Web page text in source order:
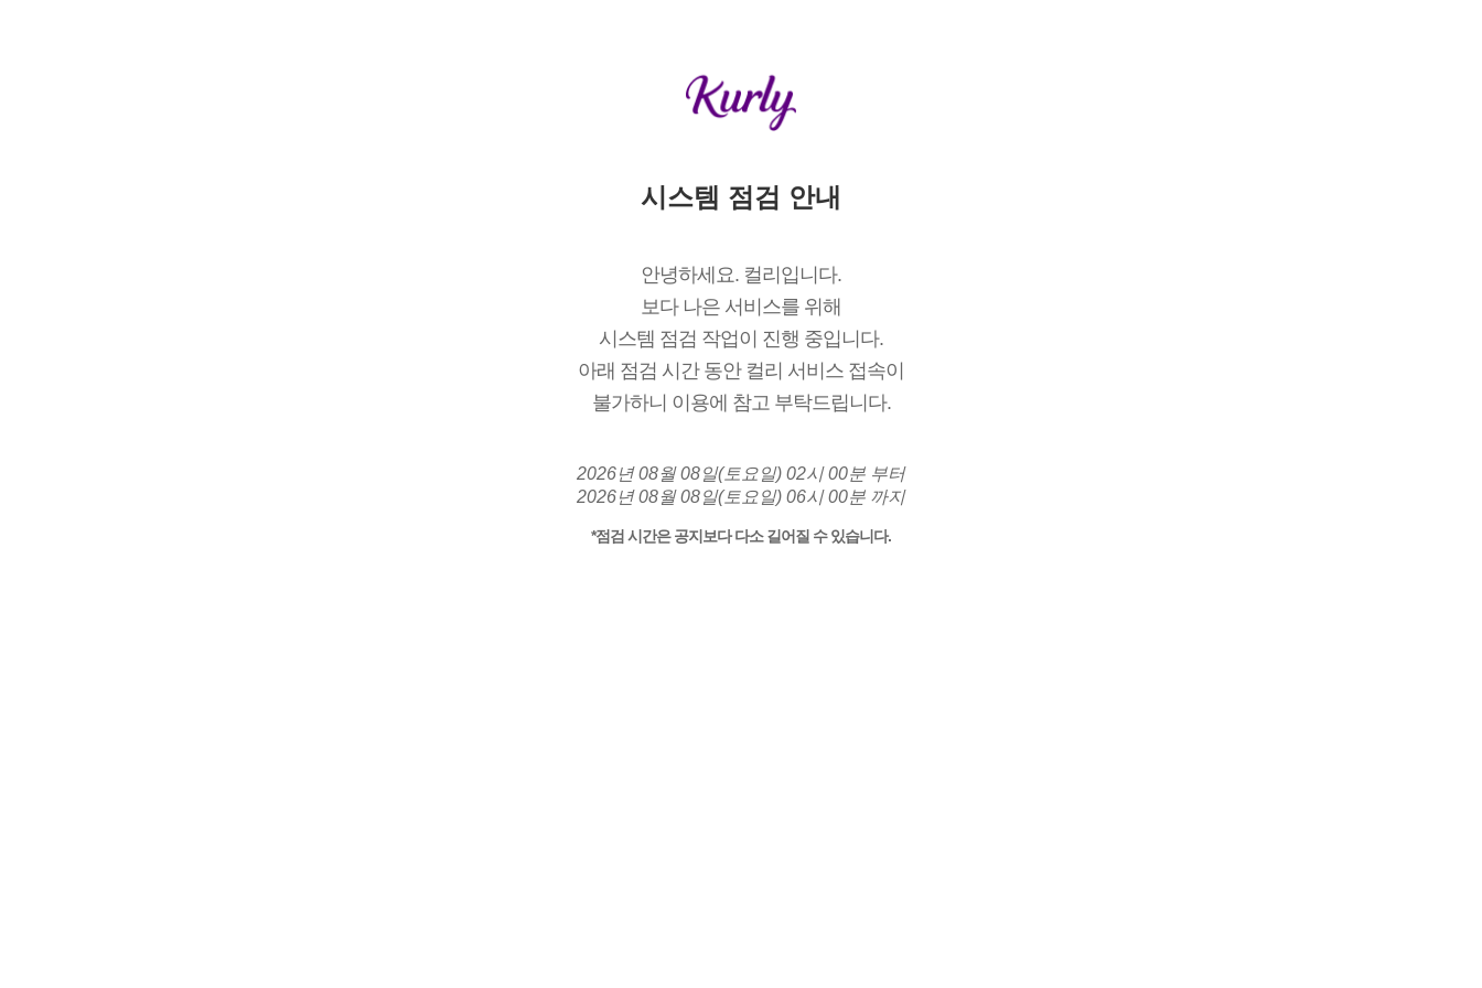
시스템 점검 안내
안녕하세요. 컬리입니다.
보다 나은 서비스를 위해
시스템 점검 작업이 진행 중입니다.
아래 점검 시간 동안 컬리 서비스 접속이
불가하니 이용에 참고 부탁드립니다.
2026년 08월 08일(토요일) 02시 00분 부터
2026년 08월 08일(토요일) 06시 00분 까지
*점검 시간은 공지보다 다소 길어질 수 있습니다.